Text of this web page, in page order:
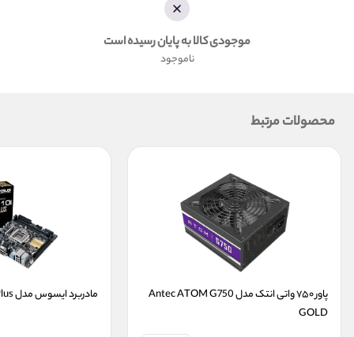
موجودی کالا به پایان رسیده است
ناموجود
محصولات مرتبط
GOLD
مادربرد ایسوس مدل Asus H110 I Plus